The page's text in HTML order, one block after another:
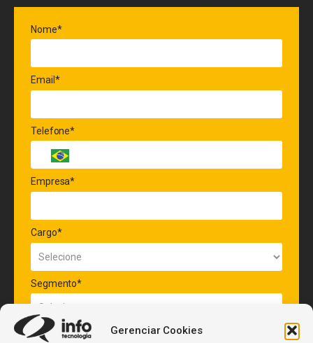
Gerenciar Cookies
Nome*
Email*
Telefone*
Empresa*
Cargo*
Segmento*
Quantidade de veículos da frota*